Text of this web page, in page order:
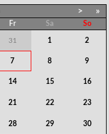
> »
Fr Sa So
31 1 2
7 8 9
14 15 16
21 22 23
28 29 30